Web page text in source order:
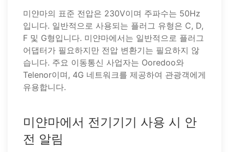
미얀마의 표준 전압은 230V이며 주파수는 50Hz
입니다. 일반적으로 사용되는 플러그 유형은 C, D,
F 및 G형입니다. 미얀마에서는 일반적으로 플러그
어댑터가 필요하지만 전압 변환기는 필요하지 않
습니다. 주요 이동통신 사업자는 Ooredoo와
Telenor이며, 4G 네트워크를 제공하여 관광객에게
유용합니다.
미얀마에서 전기기기 사용 시 안
전 알림